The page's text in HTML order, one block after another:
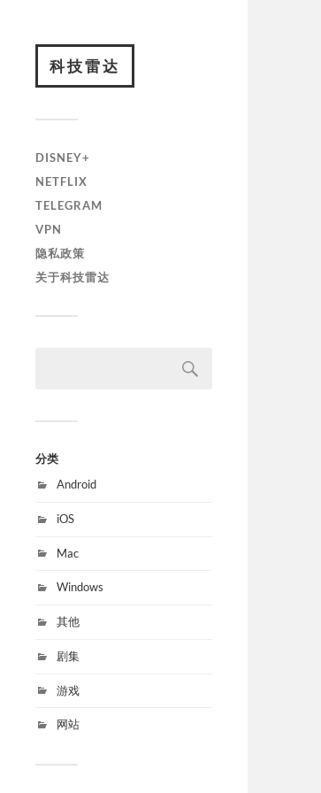
科技雷达
DISNEY+
NETFLIX
TELEGRAM
VPN
隐私政策
关于科技雷达
分类
Android
iOS
Mac
Windows
其他
剧集
游戏
网站